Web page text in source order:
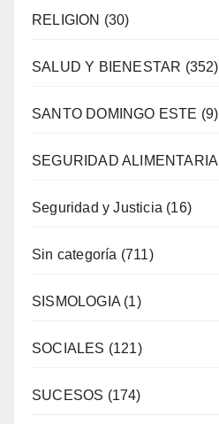
RELIGION (30)
SALUD Y BIENESTAR (352)
SANTO DOMINGO ESTE (9)
SEGURIDAD ALIMENTARIA
Seguridad y Justicia (16)
Sin categoría (711)
SISMOLOGIA (1)
SOCIALES (121)
SUCESOS (174)